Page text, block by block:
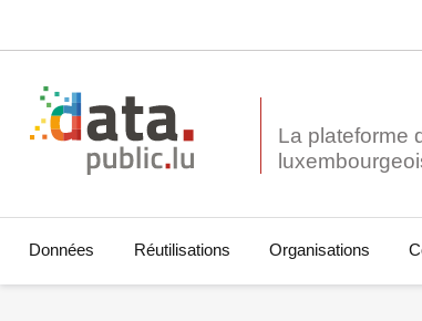
La plateforme
Données Réutilisations Organisations